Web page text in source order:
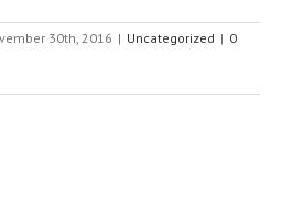
30th, 2016 | Uncategorized | 0